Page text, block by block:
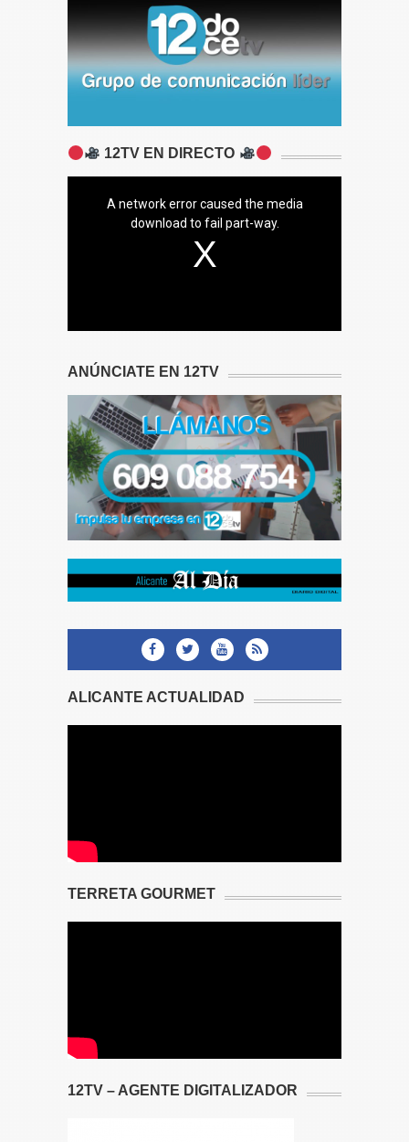
12TV EN DIRECTO
A network error caused the media
download to fail part-way.
ANÚNCIATE EN 12TV
ALICANTE ACTUALIDAD
TERRETA GOURMET
12TV – AGENTE DIGITALIZADOR